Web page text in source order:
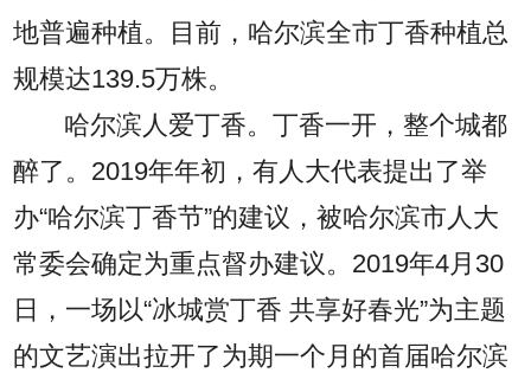
地普遍种植。目前，哈尔滨全市丁香种植总
规模达139.5万株。
哈尔滨人爱丁香。丁香一开，整个城都
醉了。2019年年初，有人大代表提出了举
办“哈尔滨丁香节”的建议，被哈尔滨市人大
常委会确定为重点督办建议。2019年4月30
日，一场以“冰城赏丁香 共享好春光”为主题
的文艺演出拉开了为期一个月的首届哈尔滨